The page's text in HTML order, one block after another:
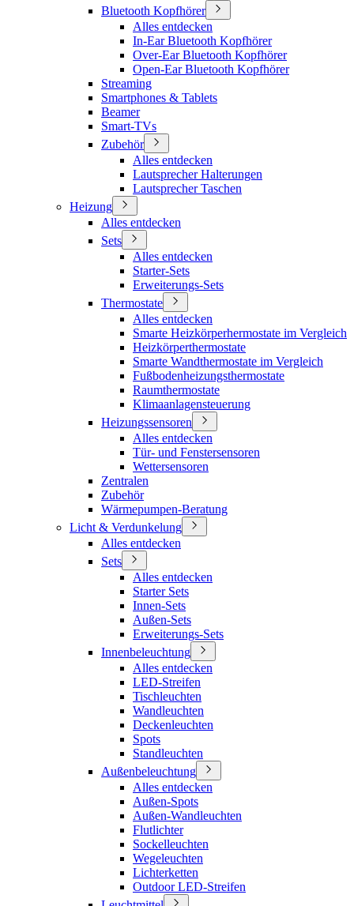
Bluetooth Kopfhörer
Alles entdecken
In-Ear Bluetooth Kopfhörer
Over-Ear Bluetooth Kopfhörer
Open-Ear Bluetooth Kopfhörer
Streaming
Smartphones & Tablets
Beamer
Smart-TVs
Zubehör
Alles entdecken
Lautsprecher Halterungen
Lautsprecher Taschen
Heizung
Alles entdecken
Sets
Alles entdecken
Starter-Sets
Erweiterungs-Sets
Thermostate
Alles entdecken
Smarte Heizkörperhermostate im Vergleich
Heizkörperthermostate
Smarte Wandthermostate im Vergleich
Fußbodenheizungsthermostate
Raumthermostate
Klimaanlagensteuerung
Heizungssensoren
Alles entdecken
Tür- und Fenstersensoren
Wettersensoren
Zentralen
Zubehör
Wärmepumpen-Beratung
Licht & Verdunkelung
Alles entdecken
Sets
Alles entdecken
Starter Sets
Innen-Sets
Außen-Sets
Erweiterungs-Sets
Innenbeleuchtung
Alles entdecken
LED-Streifen
Tischleuchten
Wandleuchten
Deckenleuchten
Spots
Standleuchten
Außenbeleuchtung
Alles entdecken
Außen-Spots
Außen-Wandleuchten
Flutlichter
Sockelleuchten
Wegeleuchten
Lichterketten
Outdoor LED-Streifen